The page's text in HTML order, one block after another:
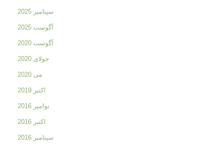
سپتامبر 2025
آگوست 2025
آگوست 2020
جولای 2020
می 2020
اکتبر 2019
نوامبر 2016
اکتبر 2016
سپتامبر 2016